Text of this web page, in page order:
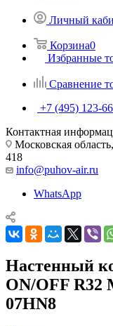
Личный
Корзина0
Избранные
Сравнение
+7 (495) 123-
Контактная
Московская
418
info@puhov-air.ru
WhatsApp
Настенный
ON/OFF R32
07HN8